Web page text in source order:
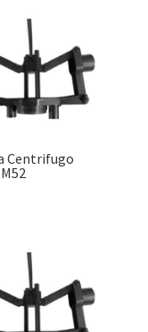
Centrifugo